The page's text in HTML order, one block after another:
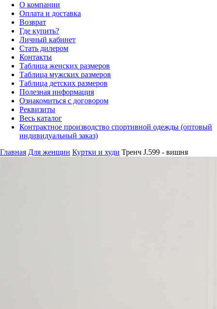
О компании
Оплата и доставка
Возврат
Где купить?
Личный кабинет
Стать дилером
Контакты
Таблица женских размеров
Таблица мужских размеров
Таблица детских размеров
Полезная информация
Ознакомиться с договором
Реквизиты
Весь каталог
Контрактное производство спортивной одежды (оптовый
индивидуальный заказ)
Главная Для женщин Куртки и худи Тренч J.599 - вишня